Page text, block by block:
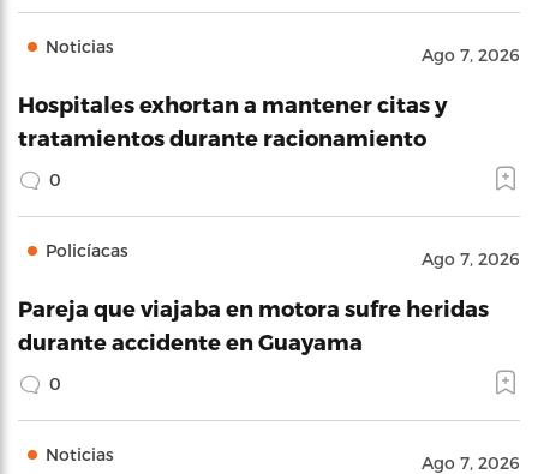
Noticias Ago 7, 2026
Hospitales exhortan a mantener citas y
tratamientos durante racionamiento
0
Policíacas Ago 7, 2026
Pareja que viajaba en motora sufre heridas
durante accidente en Guayama
0
Noticias Ago 7, 2026